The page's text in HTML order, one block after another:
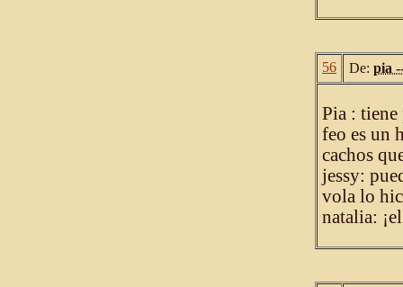
56 De: pia
Pia :
feo es un
cachos
jessy:
vola lo
natalia: